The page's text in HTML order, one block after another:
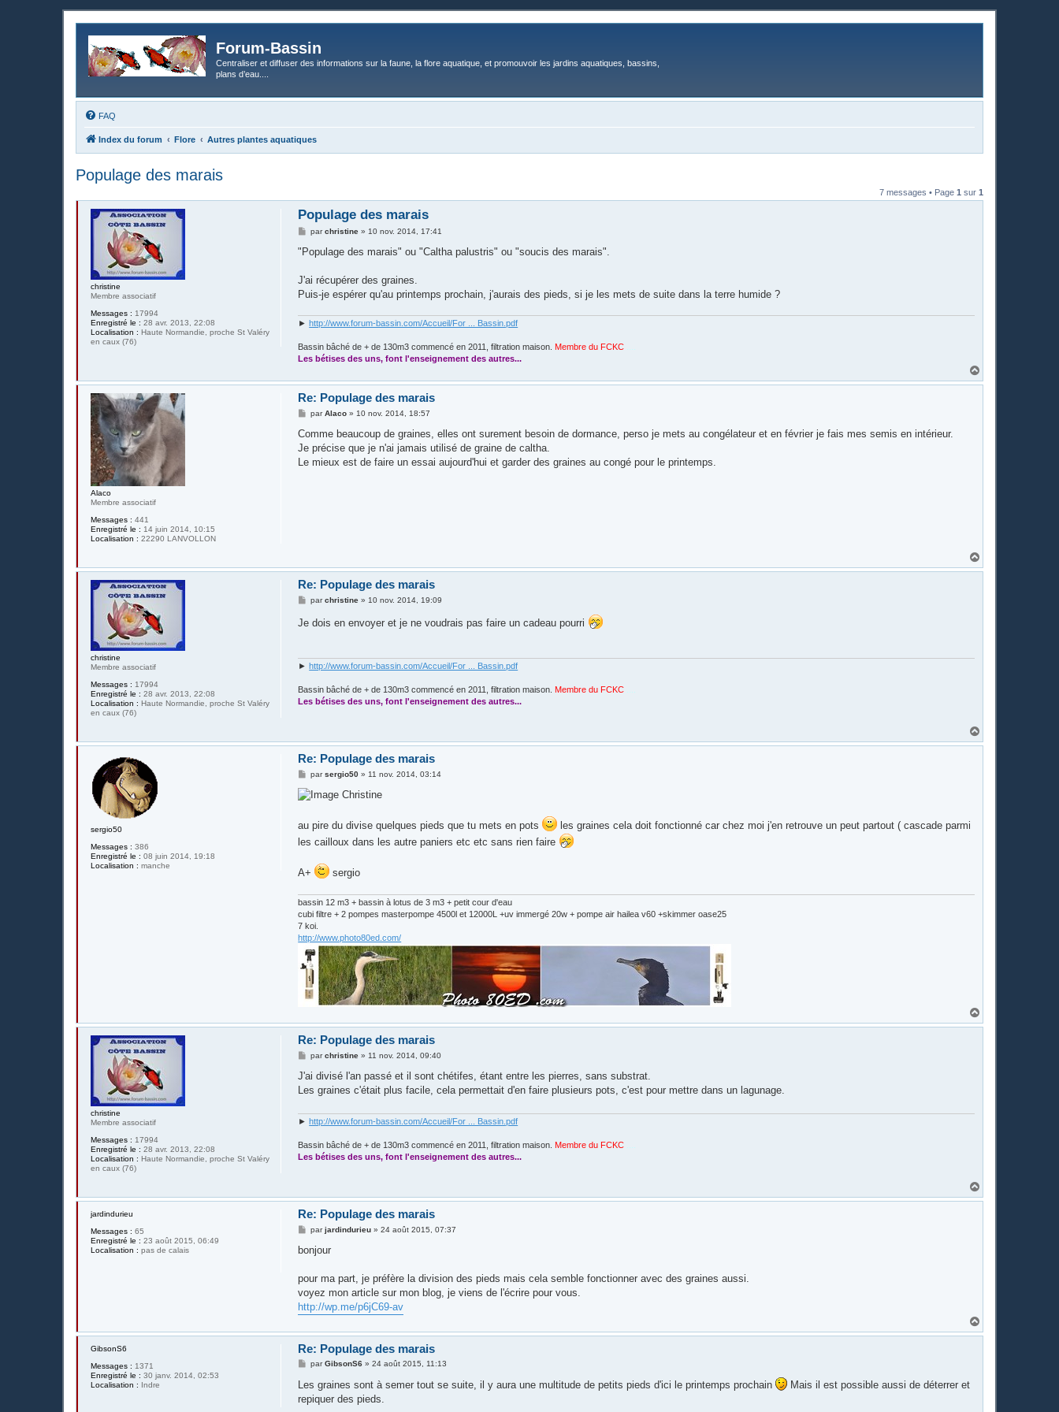
Forum-Bassin
Centraliser et diffuser des informations sur la faune, la flore aquatique, et promouvoir les jardins aquatiques, bassins,
plans d’eau....
FAQ
Index du forum Flore Autres plantes aquatiques
Populage des marais
7 messages • Page 1 sur 1
christine
Membre associatif
Messages : 17994
Enregistré le : 28 avr. 2013, 22:08
Localisation : Haute Normandie, proche St Valéry
en caux (76)
Populage des marais
M
s
g
parchristine » 10 nov. 2014, 17:41
"Populage des marais" ou "Caltha palustris" ou "soucis des marais".
J'ai récupérer des graines.
Puis-je espérer qu'au printemps prochain, j'aurais des pieds, si je les mets de suite dans la terre humide ?
► http://www.forum-bassin.com/Accueil/For ... Bassin.pdf
Bassin bâché de + de 130m3 commencé en 2011, filtration maison. Membre du FCKC
Les bétises des uns, font l'enseignement des autres...
a
Alaco
Membre associatif
Messages : 441
Enregistré le : 14 juin 2014, 10:15
Localisation : 22290 LANVOLLON
Re: Populage des marais
M
s
a
g
parAlaco » 10 nov. 2014, 18:57
Comme beaucoup de graines, elles ont surement besoin de dormance, perso je mets au congélateur et en février je fais mes semis en intérieur.
Je précise que je n'ai jamais utilisé de graine de caltha.
Le mieux est de faire un essai aujourd'hui et garder des graines au congé pour le printemps.
a
christine
Membre associatif
Messages : 17994
Enregistré le : 28 avr. 2013, 22:08
Localisation : Haute Normandie, proche St Valéry
en caux (76)
Re: Populage des marais
M
s
parchristine » 10 nov. 2014, 19:09
Je dois en envoyer et je ne voudrais pas faire un cadeau pourri
► http://www.forum-bassin.com/Accueil/For ... Bassin.pdf
Bassin bâché de + de 130m3 commencé en 2011, filtration maison. Membre du FCKC ....
Les bétises des uns, font l'enseignement des autres...
a
sergio50
Messages : 386
Enregistré le : 08 juin 2014, 19:18
Localisation : manche
Re: Populage des marais
M
s
s
e
parsergio50 » 11 nov. 2014, 03:14
Christine
au pire du divise quelques pieds que tu mets en pots
les graines cela doit fonctionné car chez moi j'en retrouve un peut partout ( cascade parmi
les cailloux dans les autre paniers etc etc sans rien faire
A+ sergio
bassin 12 m3 + bassin à lotus de 3 m3 + petit cour d'eau
cubi filtre + 2 pompes masterpompe 4500l et 12000L +uv immergé 20w + pompe air hailea v60 +skimmer oase25
7 koi.
http://www.photo80ed.com/
a
christine
Membre associatif
Messages : 17994
Enregistré le : 28 avr. 2013, 22:08
Localisation : Haute Normandie, proche St Valéry
en caux (76)
Re: Populage des marais
M
s
a
parchristine » 11 nov. 2014, 09:40
J'ai divisé l'an passé et il sont chétifes, étant entre les pierres, sans substrat.
Les graines c'était plus facile, cela permettait d'en faire plusieurs pots, c'est pour mettre dans un lagunage.
► http://www.forum-bassin.com/Accueil/For ... Bassin.pdf
Bassin bâché de + de 130m3 commencé en 2011, filtration maison. Membre du FCKC
Les bétises des uns, font l'enseignement des autres...
a
jardindurieu
Messages : 65
Enregistré le : 23 août 2015, 06:49
Localisation : pas de calais
Re: Populage des marais
M
s
g
parjardindurieu »24 août 2015, 07:37
bonjour
pour ma part, je préfère la division des pieds mais cela semble fonctionner avec des graines aussi.
voyez mon article sur mon blog, je viens de l'écrire pour vous.
http://wp.me/p6jC69-av
a
GibsonS6
Messages : 1371
Enregistré le : 30 janv. 2014, 02:53
Localisation : Indre
Re: Populage des marais
M
s
s
a
parGibsonS6 »24 août 2015, 11:13
Les graines sont à semer tout se suite, il y aura une multitude de petits pieds d'ici le printemps prochain
Mais il est possible aussi de déterrer et
repiquer des pieds.